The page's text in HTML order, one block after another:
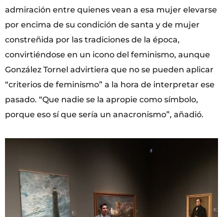
admiración entre quienes vean a esa mujer elevarse
por encima de su condición de santa y de mujer
constreñida por las tradiciones de la época,
convirtiéndose en un icono del feminismo, aunque
González Tornel advirtiera que no se pueden aplicar
“criterios de feminismo” a la hora de interpretar ese
pasado. “Que nadie se la apropie como símbolo,
porque eso sí que sería un anacronismo”, añadió.